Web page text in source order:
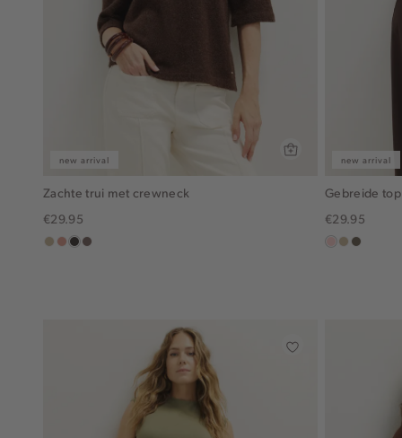
new arrival
Zachte trui met crewneck
€29.95
lichtzand
salmon,
choco
taupe
new arrival
Gebreide
€29.95
pinklichtzand